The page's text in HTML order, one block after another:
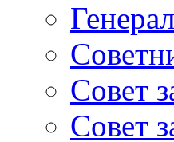
Совет
Совет